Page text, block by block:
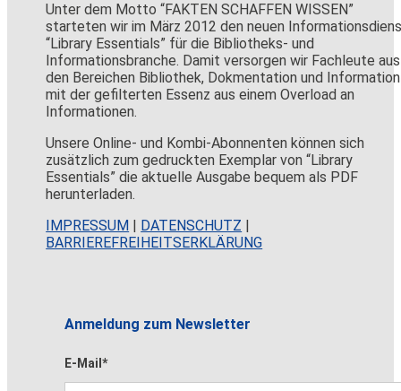
Unter dem Motto “FAKTEN SCHAFFEN WISSEN”
starteten wir im März 2012 den neuen
“Library Essentials” für die Bibliotheks- und
Informationsbranche. Damit versorgen wir Fachleute aus
den Bereichen Bibliothek, Dokmentation und Information
mit der gefilterten Essenz aus einem Overload an
Informationen.
Unsere Online- und Kombi-Abonnenten können sich
zusätzlich zum gedruckten Exemplar von “Library
Essentials” die aktuelle Ausgabe bequem als PDF
herunterladen.
IMPRESSUM
DATENSCHUTZ
BARRIEREFREIHEITSERKLÄRUNG
Anmeldung zum Newsletter
E-Mail*